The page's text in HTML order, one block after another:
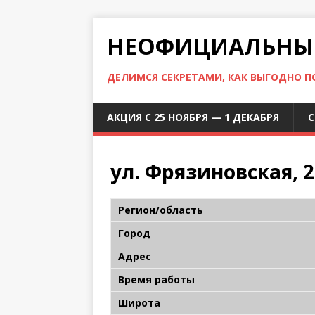
ДЕЛИМСЯ СЕКРЕТАМИ, КАК ВЫГОДНО
АКЦИЯ С 25 НОЯБРЯ — 1 ДЕКАБРЯ
ул. Фрязиновская,
Регион/область
Город
Адрес
Время работы
Широта